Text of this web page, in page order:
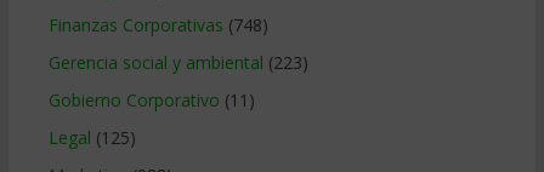
Finanzas Corporativas (748)
Gerencia social y ambiental (223)
Gobierno Corporativo (11)
Legal (125)